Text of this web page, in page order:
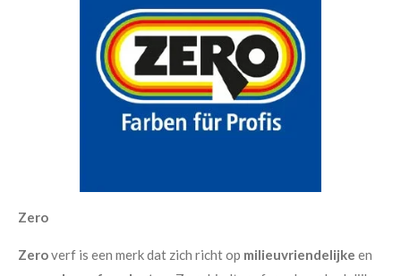
Zero
Zeroverf is een merk dat zich richt op milieuvriendelijke en